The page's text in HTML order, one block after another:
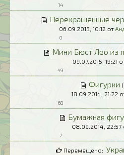
14
Перекрашенные
06.09.2015, 10:12 от
0
Мини Бюст Лео из
09.07.2015, 19:21
49
Фигурки (
18.09.2014, 21:22
68
Бумажная
08.09.2014, 22:57
7
Перемещено: